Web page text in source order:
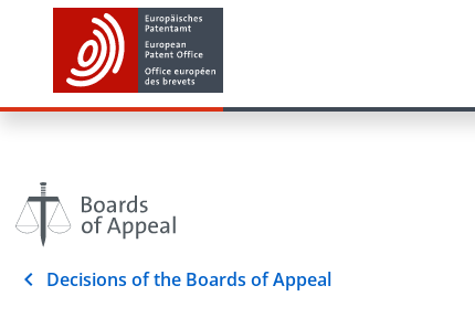
Decisions of the Boards of Appeal